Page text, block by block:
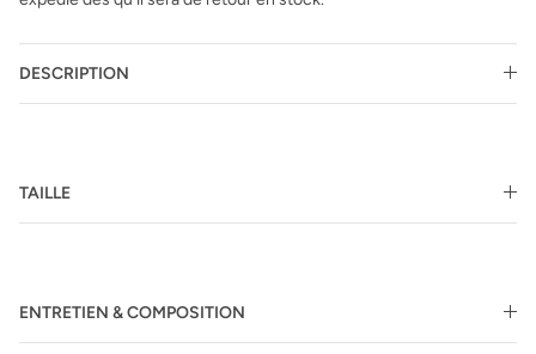
DESCRIPTION
TAILLE
ENTRETIEN & COMPOSITION